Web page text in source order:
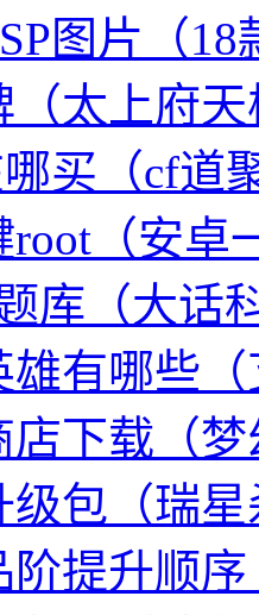
图片（
（太上府天
买（cf道
root（安卓
库（大话
雄有哪些
店下载（
级包（瑞
阶提升顺